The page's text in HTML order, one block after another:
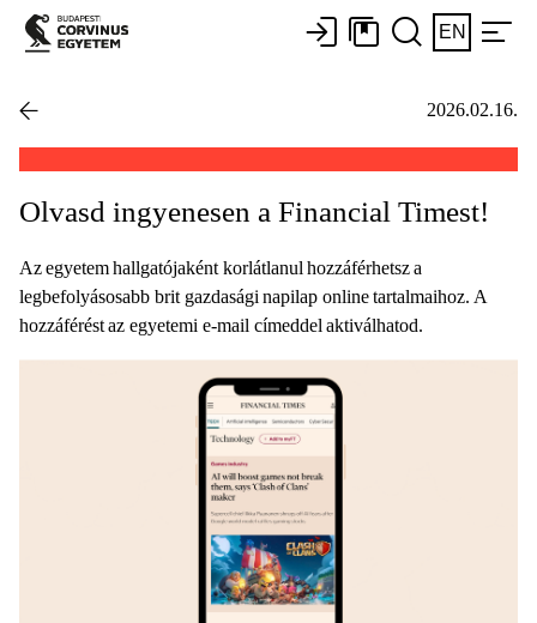
EN
2026.02.16.
Olvasd ingyenesen a Financial Timest!
Az egyetem hallgatójaként korlátlanul hozzáférhetsz a
legbefolyásosabb brit gazdasági napilap online tartalmaihoz. A
hozzáférést az egyetemi e-mail címeddel aktiválhatod.